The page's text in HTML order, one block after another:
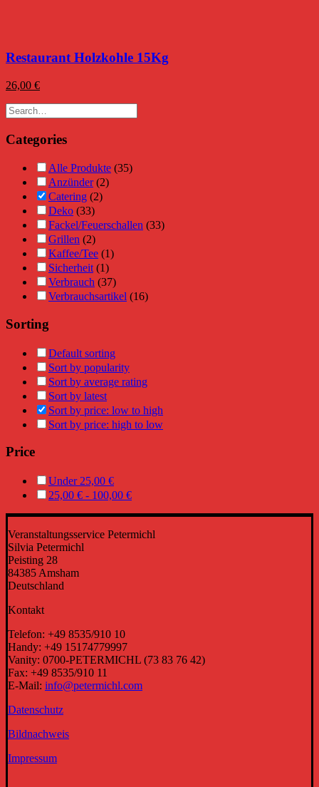
Restaurant Holzkohle 15Kg
26,00 €
Categories
Alle Produkte (35)
Anzünder (2)
Catering (2)
Deko (33)
Fackel/Feuerschallen (33)
Grillen (2)
Kaffee/Tee (1)
Sicherheit (1)
Verbrauch (37)
Verbrauchsartikel (16)
Sorting
Default sorting
Sort by popularity
Sort by average rating
Sort by latest
Sort by price: low to high
Sort by price: high to low
Price
Under 25,00 €
25,00 € - 100,00 €
Veranstaltungsservice Petermichl
Silvia Petermichl
Peisting 28
84385 Amsham
Deutschland
Kontakt
Telefon: +49 8535/910 10
Handy: +49 15174779997
Vanity: 0700-PETERMICHL (73 83 76 42)
Fax: +49 8535/910 11
E-Mail: info@petermichl.com
Datenschutz
Bildnachweis
Impressum